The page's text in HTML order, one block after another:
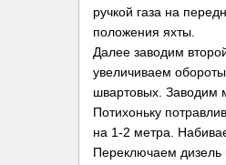
ручкой газа на
положения яхты.
Далее заводим
увеличиваем
швартовых. Заводим
Потихоньку
на 1-2 метра.
Переключаем дизель